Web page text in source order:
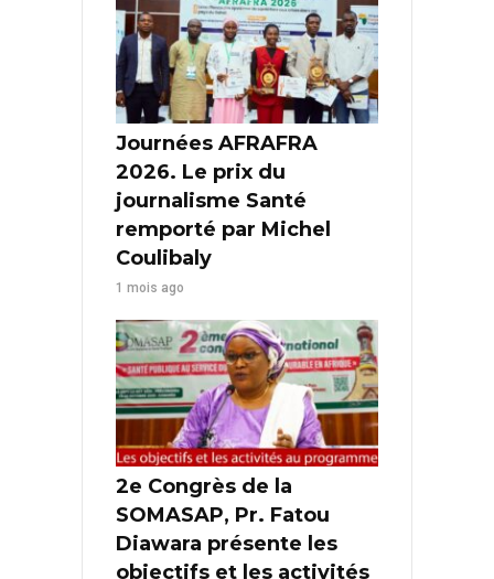
Journées AFRAFRA
2026. Le prix du
journalisme Santé
remporté par Michel
Coulibaly
1 mois ago
2e Congrès de la
SOMASAP, Pr. Fatou
Diawara présente les
objectifs et les activités